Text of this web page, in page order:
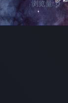
浏览量: 0